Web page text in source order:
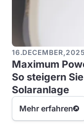
16.DECEMBER,2025
Maximum
So steigern
Solaranlage
Mehr erfahren